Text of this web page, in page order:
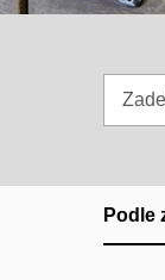
Podle